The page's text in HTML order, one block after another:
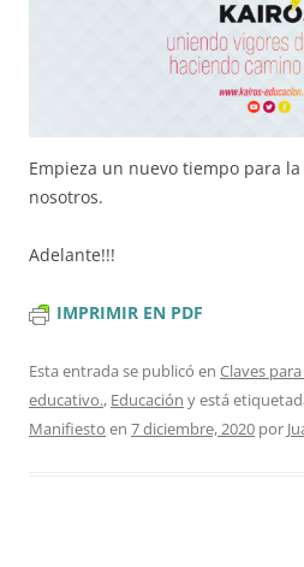
Empieza un nuevo tiempo para
nosotros.
Adelante!!!
IMPRIMIR EN PDF
Esta entrada se publicó en Claves
educativo., Educación y está
Manifiesto en 7 diciembre, 2020 por